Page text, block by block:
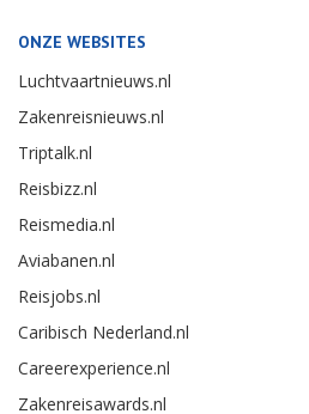
ONZE WEBSITES
Luchtvaartnieuws.nl
Zakenreisnieuws.nl
Triptalk.nl
Reisbizz.nl
Reismedia.nl
Aviabanen.nl
Reisjobs.nl
Caribisch Nederland.nl
Careerexperience.nl
Zakenreisawards.nl